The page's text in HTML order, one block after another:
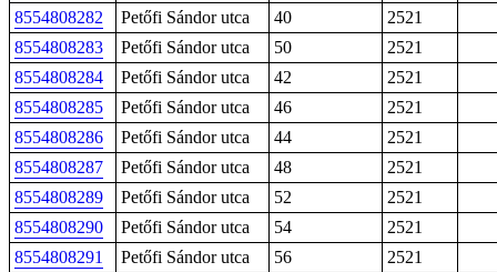
8554808282
Petőfi Sándor utca 40
2521
8554808283
Petőfi Sándor utca 50
2521
8554808284
Petőfi Sándor utca 42
2521
8554808285
Petőfi Sándor utca 46
2521
8554808286
Petőfi Sándor utca 44
2521
8554808287
Petőfi Sándor utca 48
2521
8554808289
Petőfi Sándor utca 52
2521
8554808290
Petőfi Sándor utca 54
2521
8554808291
Petőfi Sándor utca 56
2521